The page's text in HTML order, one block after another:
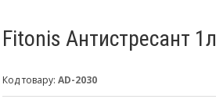
Fitonis Антистресант
Код товару: AD-2030